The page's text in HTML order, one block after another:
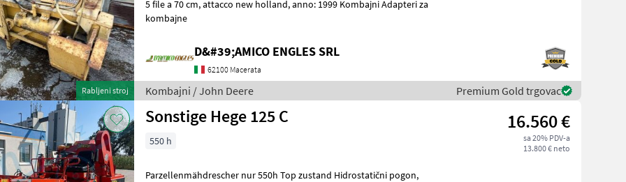
Rabljeni stroj
5 file a 70 cm, attacco new holland, anno: 1999 Kombajni Adapteri za
kombajne
D&#39;AMICO ENGLES SRL
62100 Macerata
Kombajni / John Deere Premium Gold trgovac
Sonstige Hege 125 C 16.560 €
sa 20% PDV-a
13.800 € neto
550 h
Parzellenmähdrescher nur 550h Top zustand Hidrostatični pogon,